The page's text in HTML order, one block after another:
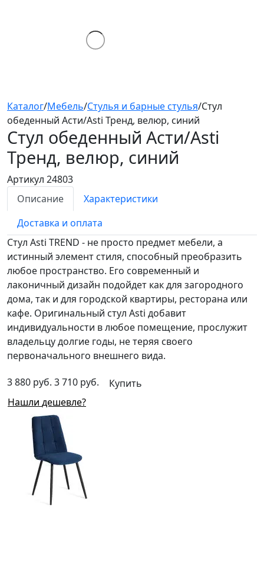
Каталог/Мебель/Стулья и барные стулья/Стул
обеденный Асти/Asti Тренд, велюр, синий
Стул обеденный Асти/Asti
Тренд, велюр, синий
Артикул 24803
Описание
Характеристики
Доставка и оплата
Стул Asti TREND - не просто предмет мебели, а
истинный элемент стиля, способный преобразить
любое пространство. Его современный и
лаконичный дизайн подойдет как для загородного
дома, так и для городской квартиры, ресторана или
кафе. Оригинальный стул Asti добавит
индивидуальности в любое помещение, прослужит
владельцу долгие годы, не теряя своего
первоначального внешнего вида.
3 880 руб. 3 710 руб.
Купить
Нашли дешевле?